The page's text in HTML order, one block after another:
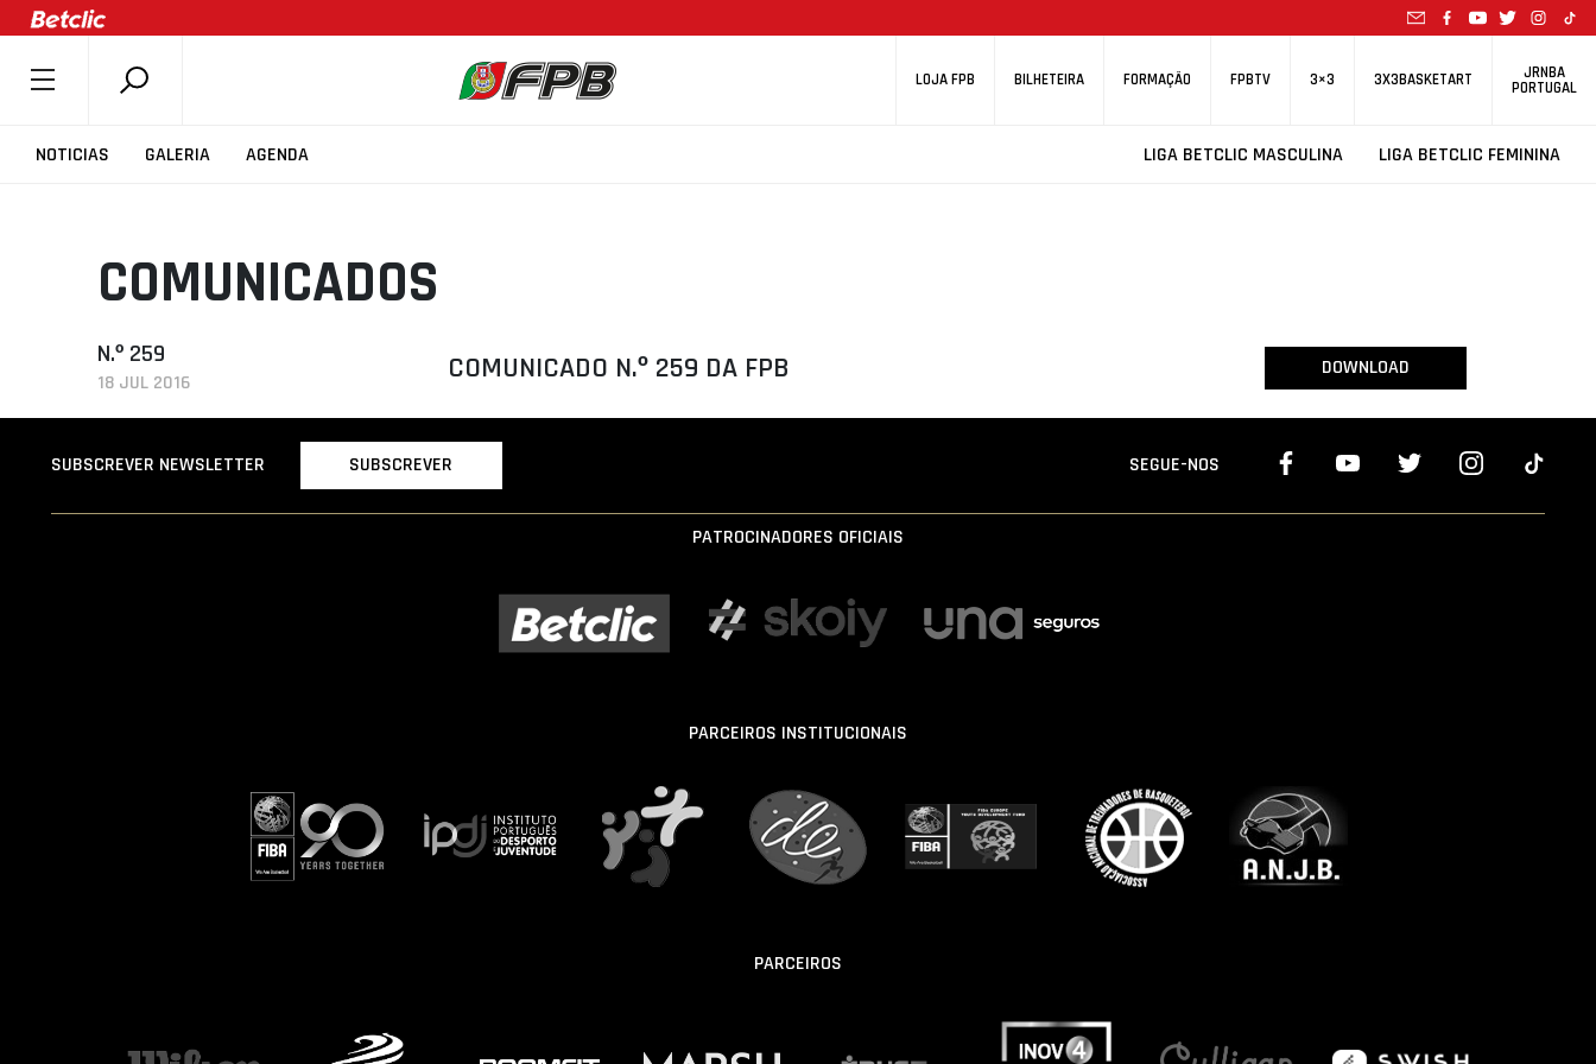
LOJA FPB BILHETEIRA FORMAÇÃO FPBTV 3×3 3X3BASKETART JRNBA
PORTUGAL
NOTICIAS GALERIA AGENDA LIGA BETCLIC MASCULINA LIGA BETCLIC FEMININA
SOBRE A FPB
COMPETIÇÕES
ASSOCIAÇÕES
CLUBES
AGENTES
SELEÇÕES
MINIBASQUETE
COMUNICADOS
N.º 259
18 JUL 2016 COMUNICADO N.º 259 DA FPB DOWNLOAD
SUBSCREVER NEWSLETTER SUBSCREVER SEGUE-NOS
PATROCINADORES OFICIAIS
PARCEIROS INSTITUCIONAIS
PARCEIROS